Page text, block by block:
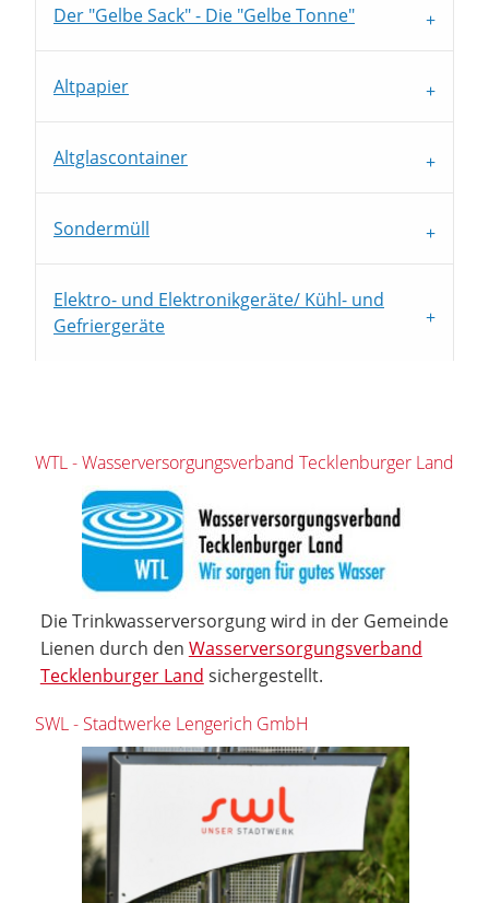
Der "Gelbe Sack" - Die "Gelbe Tonne"
Altpapier
Altglascontainer
Sondermüll
Elektro- und Elektronikgeräte/ Kühl- und
Gefriergeräte
WTL - Wasserversorgungsverband Tecklenburger Land
Die Trinkwasserversorgung wird in der Gemeinde
Lienen durch den Wasserversorgungsverband
Tecklenburger Land sichergestellt.
SWL - Stadtwerke Lengerich GmbH